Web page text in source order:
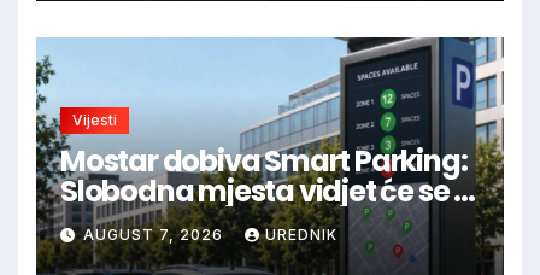
Vijesti
Mostar dobiva Smart Parking:
Slobodna mjesta vidjet će se u
aplikaciji
AUGUST 7, 2026 UREDNIK